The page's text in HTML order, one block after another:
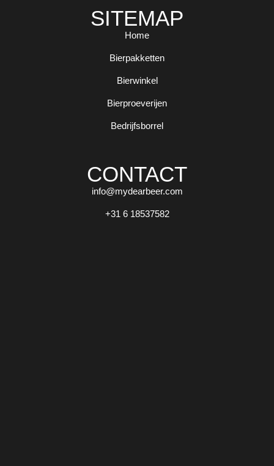
SITEMAP
Home
Bierpakketten
Bierwinkel
Bierproeverijen
Bedrijfsborrel
CONTACT
info@mydearbeer.com
+31 6 18537582